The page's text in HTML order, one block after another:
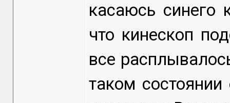
касаюсь синего
что кинескоп
все
таком